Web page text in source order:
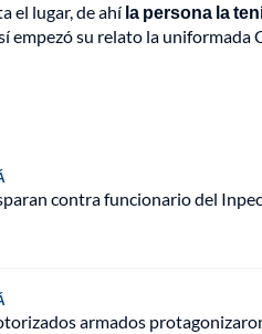
el lugar, de ahí la persona la
empezó su relato la uniformada
contra funcionario del
armados